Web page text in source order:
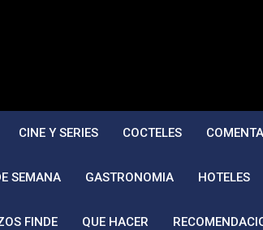
CINE Y SERIES COCTELES
SEMANA GASTRONOMIA HOTELES
FINDE QUE HACER